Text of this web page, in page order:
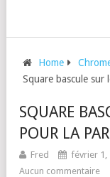
Home
Square bascule sur
SQUARE
POUR LA
Fred février 1,
Aucun commentaire